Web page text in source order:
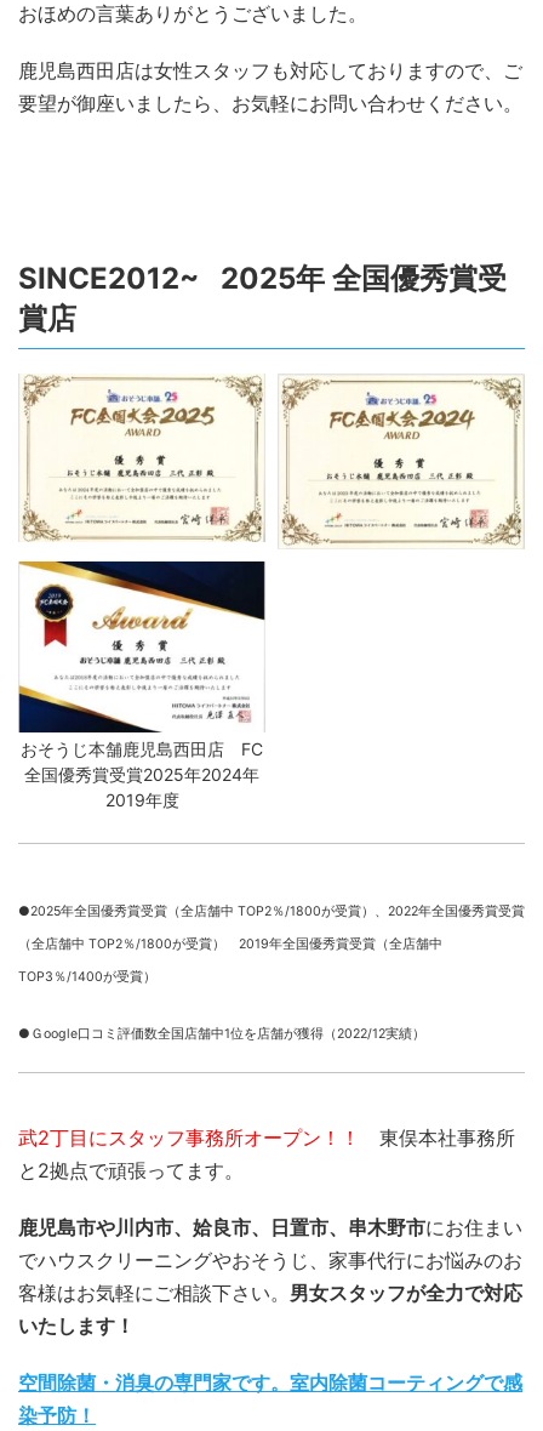
おほめの言葉ありがとうございました。
鹿児島西田店は女性スタッフも対応しておりますので、ご
要望が御座いましたら、お気軽にお問い合わせください。
SINCE2012~ 2025年 全国優秀賞受
賞店
おそうじ本舗鹿児島西田店 FC
全国優秀賞受賞2025年2024年
2019年度
●2025年全国優秀賞受賞（全店舗中 TOP2％/1800が受賞）、 2022年全国優秀賞受賞
（全店舗中 TOP2％/1800が受賞） 2019年全国優秀賞受賞（全店舗中
TOP3％/1400が受賞）
●Ｇoogle口コミ評価数全国店舗中1位を店舗が獲得（2022/12実績）
武2丁目にスタッフ事務所オープン！！
東俣本社事務所
と2拠点で頑張ってます。
鹿児島市や川内市、姶良市、日置市、串木野市にお住まい
でハウスクリーニングやおそうじ、家事代行にお悩みのお
客様はお気軽にご相談下さい。 男女スタッフが全力で対応
いたします！
空間除菌・消臭の専門家です。室内除菌コーティングで感
染予防！